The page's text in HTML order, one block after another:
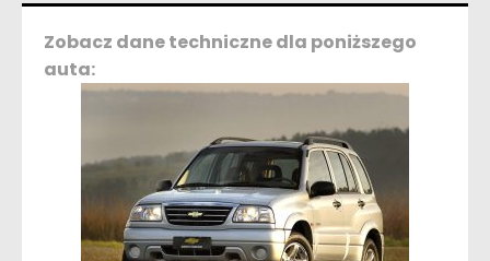
Zobacz dane techniczne dla poniższego
auta: